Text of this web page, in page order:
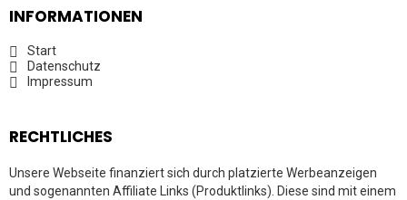
INFORMATIONEN
Start
Datenschutz
Impressum
RECHTLICHES
Unsere Webseite finanziert sich durch platzierte Werbeanzeigen
und sogenannten Affiliate Links (Produktlinks). Diese sind mit einem